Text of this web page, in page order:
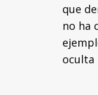
que
no ha
oculta